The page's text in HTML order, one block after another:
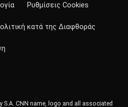
Ρυθμίσεις Cookies
κατά της Διαφθοράς
S.A. CNN name, logo and all associated